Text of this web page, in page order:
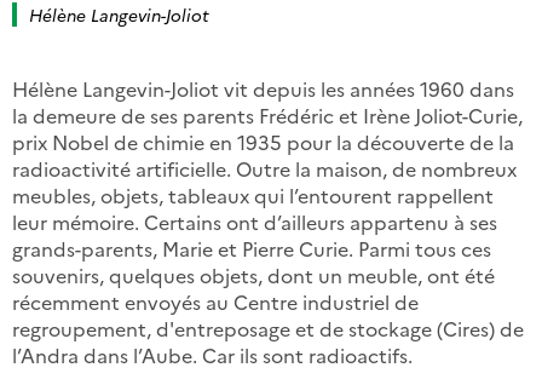
Hélène Langevin-Joliot
Hélène Langevin-Joliot vit depuis les années 1960 dans
la demeure de ses parents Frédéric et Irène Joliot-Curie,
prix Nobel de chimie en 1935 pour la découverte de la
radioactivité artificielle. Outre la maison, de nombreux
meubles, objets, tableaux qui l’entourent rappellent
leur mémoire. Certains ont d’ailleurs appartenu à ses
grands-parents, Marie et Pierre Curie. Parmi tous ces
souvenirs, quelques objets, dont un meuble, ont été
récemment envoyés au Centre industriel de
regroupement, d'entreposage et de stockage (Cires) de
l’Andra dans l’Aube. Car ils sont radioactifs.